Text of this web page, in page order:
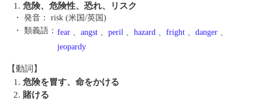
1. 危険、危険性、恐れ、リスク
・ 発音：
risk (米国/英国)
・ 類義語： fear 、 angst 、 peril 、 hazard 、 fright 、 danger 、
jeopardy
【動詞】
1. 危険を冒す、命をかける
2. 賭ける